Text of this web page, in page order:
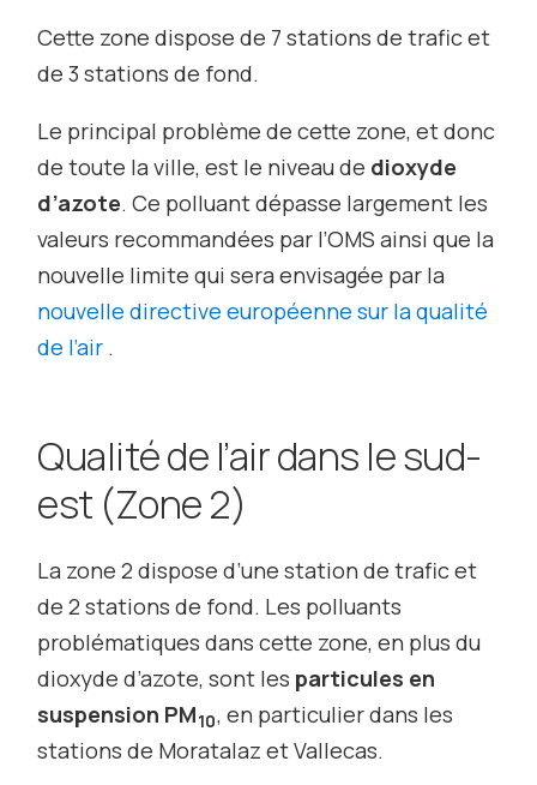
Cette zone dispose de 7 stations de trafic et
de 3 stations de fond.
Le principal problème de cette zone, et donc
de toute la ville, est le niveau de dioxyde
d’azote. Ce polluant dépasse largement les
valeurs recommandées par l’OMS ainsi que la
nouvelle limite qui sera envisagée par la
nouvelle directive européenne sur la qualité
de l’air .
Qualité de l’air dans le sud-
est (Zone 2)
La zone 2 dispose d’une station de trafic et
de 2 stations de fond. Les polluants
problématiques dans cette zone, en plus du
dioxyde d’azote, sont les particules en
suspension PM10, en particulier dans les
stations de Moratalaz et Vallecas.